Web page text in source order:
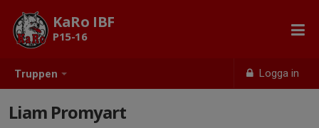
Truppen Logga in
KaRo IBF
P15-16
Liam Promyart